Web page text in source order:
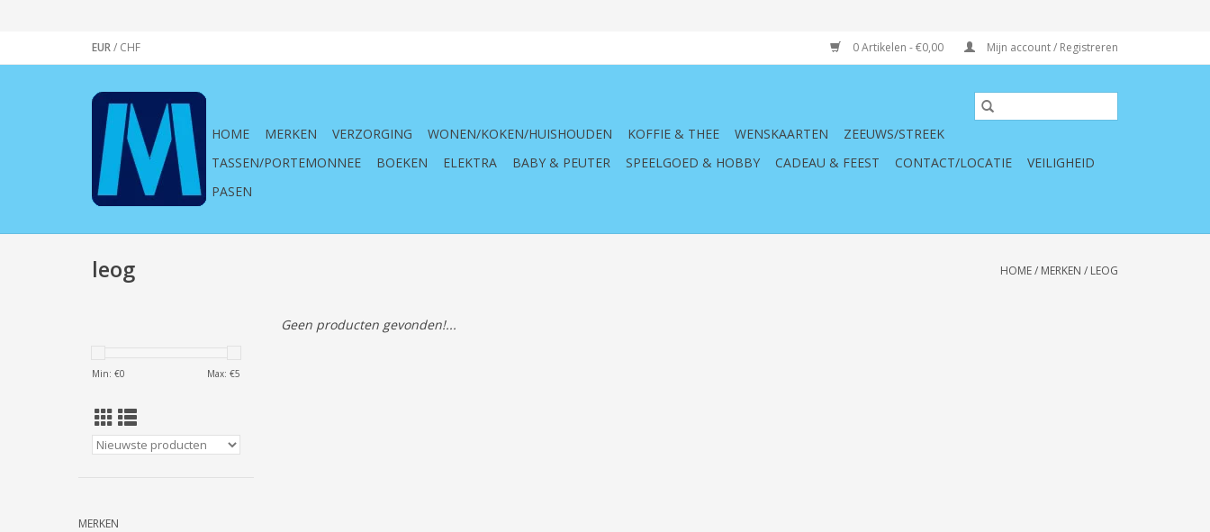
EUR/ CHF 0 Artikelen - €0,00 Mijn account / Registreren
HOME MERKEN VERZORGING WONEN/KOKEN/HUISHOUDEN KOFFIE & THEE WENSKAARTEN
ZEEUWS/STREEK
TASSEN/PORTEMONNEE
BOEKEN ELEKTRA BABY & PEUTER SPEELGOED & HOBBY CADEAU & FEEST CONTACT/LOCATIE
VEILIGHEID
PASEN
leog HOME/ MERKEN / LEOG
Min: €0 Max: €5
MERKEN
Geen producten gevonden!...